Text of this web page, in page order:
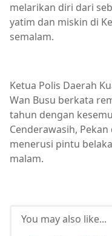
melarikan diri dari
yatim dan miskin di
semalam.
Ketua Polis Daerah
Wan Busu berkata
tahun dengan
Cenderawasih,
menerusi pintu
malam.
You may also like...